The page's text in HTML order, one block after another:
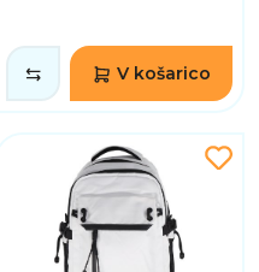
V košarico